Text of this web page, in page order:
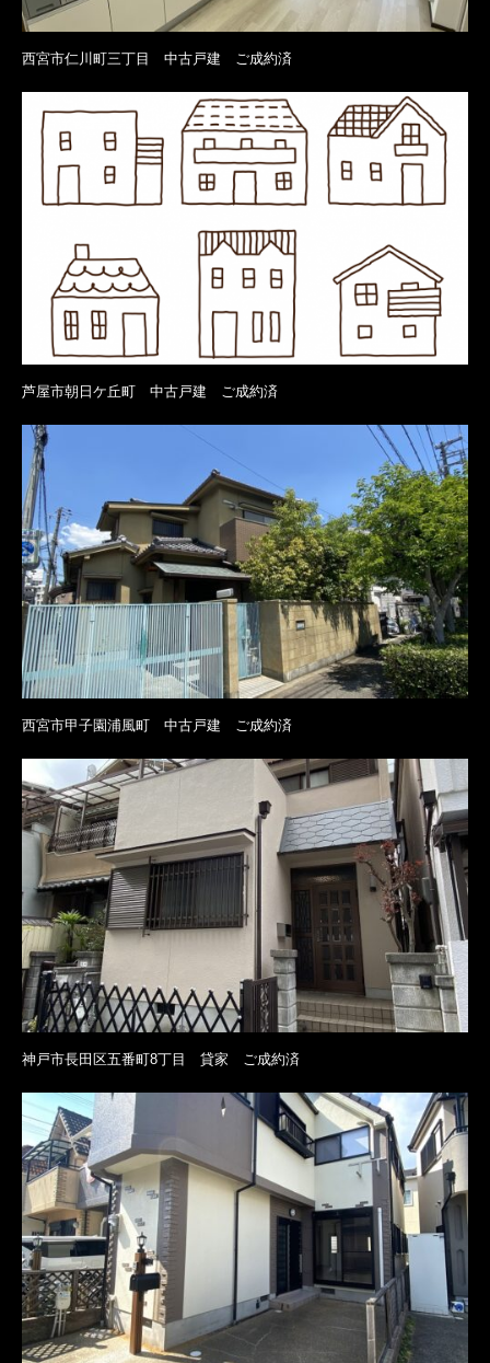
西宮市仁川町三丁目 中古戸建 ご成約済
芦屋市朝日ケ丘町 中古戸建 ご成約済
西宮市甲子園浦風町 中古戸建 ご成約済
神戸市長田区五番町8丁目 貸家 ご成約済